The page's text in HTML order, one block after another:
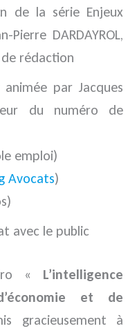
de la série Enjeux
Pierre DARDAYROL,
rédaction
par Jacques
du numéro de
emploi)
Avocats)
avec le public
« L’intelligence
et de
gracieusement à